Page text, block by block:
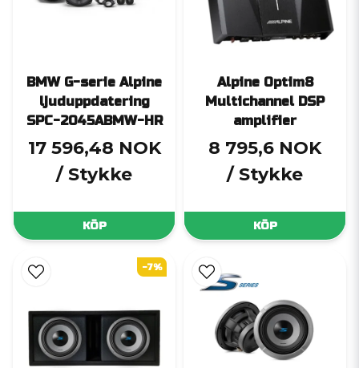
BMW G-serie Alpine
ljuduppdatering
SPC-2045ABMW-HR
17 596,48 NOK
/ Stykke
KÖP
Alpine Optim8
Multichannel DSP
amplifier
8 795,6 NOK
/ Stykke
KÖP
-7%